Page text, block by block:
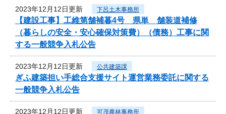
2023年12月12日更新 下呂土木事務所
【建設工事】工維第舗補暮4号 県単 舗装道補修
（暮らしの安全・安心確保対策費）（債務）工事に関
する一般競争入札公告
2023年12月12日更新 公共建築課
ぎふ建築担い手総合支援サイト運営業務委託に関する
一般競争入札公告
2023年12月12日更新 可茂農林事務所